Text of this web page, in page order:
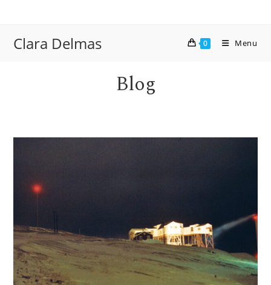
contentClara Delmas 0 Menu
Blog